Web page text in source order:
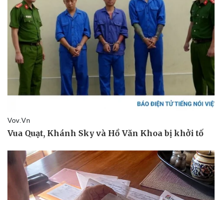
Sức khỏe
Dinh dưỡng - món ngon
Cây thuốc
Sản phụ khoa
Nhi khoa
Nam khoa
Làm đẹp - giảm cân
Phòng mạch online
Ăn sạch sống khỏe
Đời sống
Nhà đẹp
Blog
Tình yêu - Gia đình